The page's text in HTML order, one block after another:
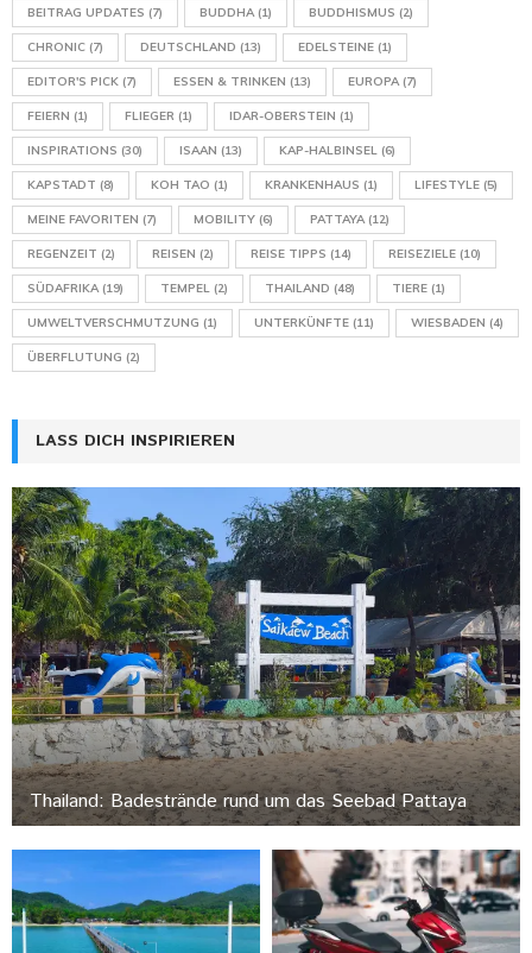
BEITRAG UPDATES (7) BUDDHA(1) BUDDHISMUS (2)
CHRONIC (7) DEUTSCHLAND (13) EDELSTEINE (1)
EDITOR'S PICK (7) ESSEN & TRINKEN (13) EUROPA(7)
FEIERN (1) FLIEGER (1) IDAR-OBERSTEIN (1)
INSPIRATIONS (30) ISAAN (13) KAP-HALBINSEL (6)
KAPSTADT (8) KOH TAO (1) KRANKENHAUS (1) LIFESTYLE (5)
MEINE FAVORITEN (7) MOBILITY (6) PATTAYA(12)
REGENZEIT (2) REISEN (2) REISE TIPPS (14) REISEZIELE (10)
SÜDAFRIKA(19) TEMPEL (2) THAILAND (48) TIERE (1)
UMWELTVERSCHMUTZUNG (1) UNTERKÜNFTE (11) WIESBADEN (4)
ÜBERFLUTUNG (2)
LASS DICH INSPIRIEREN
Thailand: Badestrände rund um das Seebad Pattaya